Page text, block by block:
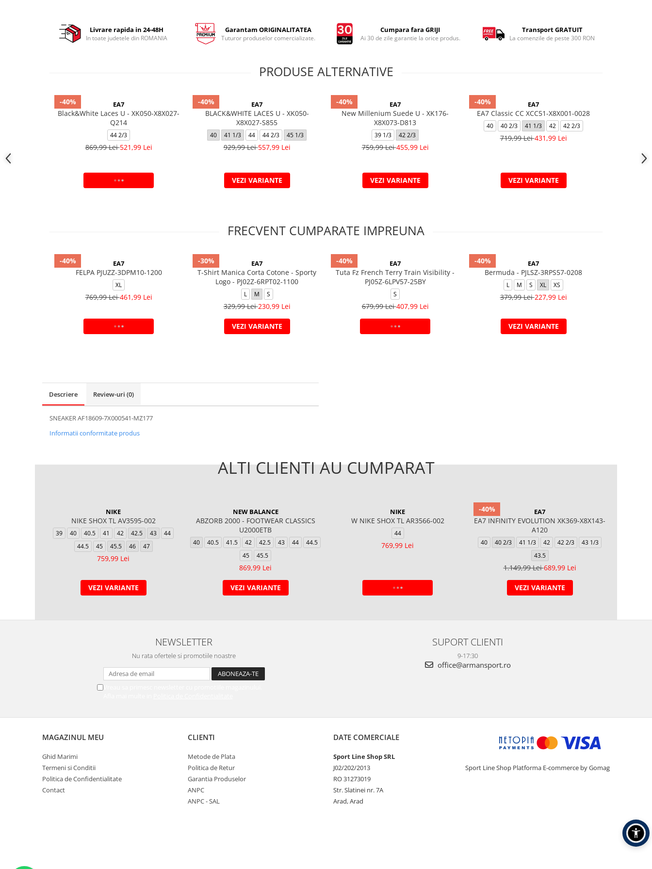
Livrare rapida in 24-48H
In toate judetele din ROMANIA
Garantam ORIGINALITATEA
Tuturor produselor comercializate.
Cumpara fara GRIJI
Ai 30 de zile garantie la orice produs.
Transport GRATUIT
La comenzile de peste 300 RON
PRODUSE ALTERNATIVE
-40% EA7
Black&White Laces U - XK050-X8X027-
Q214
44 2/3
869,99 Lei521,99 Lei
ADAUGA IN COS
-40% EA7
BLACK&WHITE LACES U - XK050-
X8X027-S855
40 41 1/3 44 44 2/3 45 1/3
929,99 Lei557,99 Lei
VEZI VARIANTE
-40% EA7
New Millenium Suede U - XK176-
X8X073-D813
39 1/3 42 2/3
759,99 Lei455,99 Lei
VEZI VARIANTE
-40% EA7
EA7 Classic CC XCC51-X8X001-0028
40 40 2/3 41 1/3 42 42 2/3
719,99 Lei431,99 Lei
VEZI VARIANTE
FRECVENT CUMPARATE IMPREUNA
-40% EA7
FELPA PJUZZ-3DPM10-1200
XL
769,99 Lei461,99 Lei
ADAUGA IN COS
-30% EA7
T-Shirt Manica Corta Cotone - Sporty
Logo - PJ02Z-6RPT02-1100
L M S
329,99 Lei230,99 Lei
VEZI VARIANTE
-40% EA7
Tuta Fz French Terry Train Visibility -
PJ05Z-6LPV57-25BY
S
679,99 Lei407,99 Lei
ADAUGA IN COS
-40% EA7
Bermuda - PJLSZ-3RPS57-0208
L M S XL XS
379,99 Lei227,99 Lei
VEZI VARIANTE
Descriere Review-uri (0)
SNEAKER AF18609-7X000541-MZ177
Informatii conformitate produs
ALTI CLIENTI AU CUMPARAT
NIKE
NIKE SHOX TL AV3595-002
39 40 40.5 41 42 42.5 43
44
44.5
45 45.5 46 47
759,99 Lei
VEZI VARIANTE
NEW BALANCE
ABZORB 2000 - FOOTWEAR CLASSICS
U2000ETB
40 40.5 41.5 42 42.5 43 44
44.5
45
45.5
869,99 Lei
VEZI VARIANTE
NIKE
W NIKE SHOX TL AR3566-002
44
769,99 Lei
ADAUGA IN COS
-40% EA7
EA7 INFINITY EVOLUTION XK369-X8X143-
A120
40 40 2/3 41 1/3 42 42 2/3
43 1/3
43.5
1.149,99 Lei689,99 Lei
VEZI VARIANTE
NEWSLETTER
Nu rata ofertele si promotiile noastre
Vreau sa primesc newsletter cu promotiile magazinului.
SUPORT CLIENTI
9-17:30
office@armansport.ro
MAGAZINUL MEU
Ghid Marimi
Termeni si Conditii
Politica de Confidentialitate
Contact
CLIENTI
Metode de Plata
Politica de Retur
Garantia Produselor
ANPC
ANPC - SAL
DATE COMERCIALE
Sport Line Shop SRL
J02/202/2013
RO 31273019
Str. Slatinei nr. 7A
Arad, Arad
Sport Line Shop Platforma E-commerce by Gomag